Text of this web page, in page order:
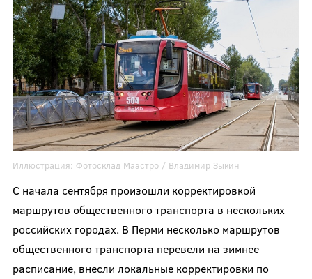
Иллюстрация: Фотосклад Маэстро / Владимир Зыкин
С начала сентября произошли корректировкой
маршрутов общественного транспорта в нескольких
российских городах. В Перми несколько маршрутов
общественного транспорта перевели на зимнее
расписание, внесли локальные корректировки по